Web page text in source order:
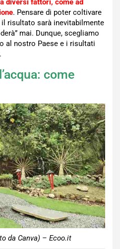
diversi fattori, come ad
. Pensare di poter coltivare
risultato sarà inevitabilmente
mai. Dunque, scegliamo
al nostro Paese e i risultati
come
da Canva) – Ecoo.it